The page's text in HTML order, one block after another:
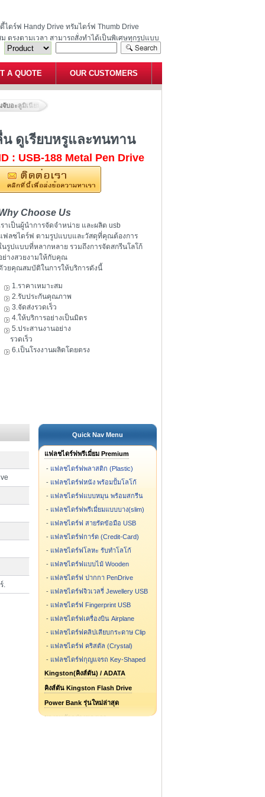
ดร์ฟ Handy Drive ทรัมไดร์ฟ Thumb Drive
ตรงตามเวลา สามารถสั่งทำได้เป็นพิเศษทุกรูปแบบ
A QUOTE OUR CUSTOMERS
บอะลูมิเนียมกลึงลายไขว้กันลื่น ดูเรียบหรูและทนทาน
ดูเรียบหรูและทนทาน
: USB-188 Metal Pen Drive
Choose Us
ราเป็นผู้นำการจัดจำหน่าย และผลิต usb
ฟลชไดร์ฟ ตามรูปแบบและวัสดุที่คุณต้องการ
นรูปแบบที่หลากหลาย รวมถึงการจัดสกรีนโลโก้
ย่างสวยงามให้กับคุณ
วยคุณสมบัติในการให้บริการดังนี้
1.ราคาเหมาะสม
2.รับประกันคุณภาพ
3.จัดส่งรวดเร็ว
4.ให้บริการอย่างเป็นมิตร
5.ประสานงานอย่าง
รวดเร็ว
6.เป็นโรงงานผลิตโดยตรง
.
Quick Nav Menu
แฟลชไดร์ฟพรีเมี่ยม Premium
- แฟลชไดร์ฟพลาสติก (Plastic)
- แฟลชไดร์ฟหนัง พร้อมปั้มโลโก้
- แฟลชไดร์ฟแบบหมุน พร้อมสกรีน
- แฟลชไดร์ฟพรีเมี่ยมแบบบาง(slim)
- แฟลชไดร์ฟ สายรัดข้อมือ USB
- แฟลชไดร์ฟการ์ด (Credit-Card)
- แฟลชไดร์ฟโลหะ รับทำโลโก้
- แฟลชไดร์ฟแบบไม้ Wooden
- แฟลชไดร์ฟ ปากกา PenDrive
- แฟลชไดร์ฟจิวเวลรี่ Jewellery USB
- แฟลชไดร์ฟ Fingerprint USB
- แฟลชไดร์ฟเครื่องบิน Airplane
- แฟลชไดร์ฟคลิปเสียบกระดาษ Clip
- แฟลชไดร์ฟ คริสตัล (Crystal)
- แฟลชไดร์ฟกุญแจรถ Key-Shaped
Kingston(คิงส์ตัน) / ADATA
คิงส์ตัน Kingston Flash Drive
Power Bank รุ่นใหม่ล่าสุด
ผลงานตัวอย่างของเรา